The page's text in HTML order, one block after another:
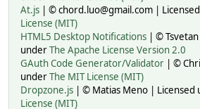
At.js | © chord.luo@gmail.com |
License (MIT)
HTML5 Desktop Notifications | ©
underThe Apache License Version 2.0
GAuth Code Generator/Validator | ©
underThe MIT License (MIT)
Dropzone.js | © Matias Meno | Licensed
License (MIT)